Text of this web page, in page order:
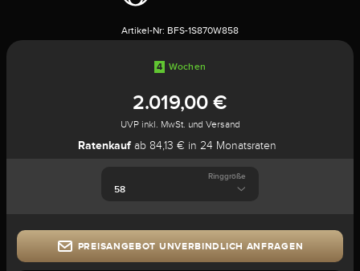
Artikel-Nr: BFS-1S870W858
4 Wochen
2.019,00 €
UVP inkl. MwSt. und Versand
Ratenkaufab 84,13 € in 24 Monatsraten
Ringgröße
PREISANGEBOT UNVERBINDLICH ANFRAGEN